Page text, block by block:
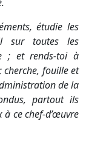
étudie les
sur toutes les
; et rends-toi à
cherche, fouille et
de la
partout ils
ce chef-d’œuvre